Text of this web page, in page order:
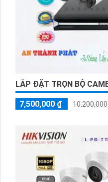
hiệu Việt đã được công
cấp nhiều mẫu mã để
yêu cầu của công trình. Dù
Dahua đều cung cấp những
an ninh và giám sát hiệu quả.
Với Combo Lắp đặt camera
LẮP ĐẶT TRỌN BỘ
7,500,000 ₫